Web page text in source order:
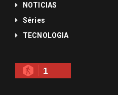
NOTICIAS
Séries
TECNOLOGIA
1